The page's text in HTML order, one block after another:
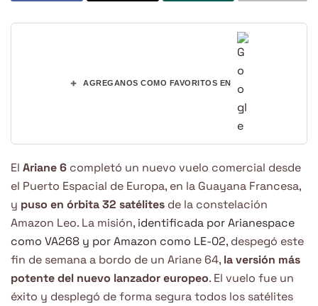
+ AGREGANOS COMO FAVORITOS EN
El Ariane 6 completó un nuevo vuelo comercial desde
el Puerto Espacial de Europa, en la Guayana Francesa,
y puso en órbita 32 satélites de la constelación
Amazon Leo. La misión, identificada por Arianespace
como VA268 y por Amazon como LE-02, despegó este
fin de semana a bordo de un Ariane 64, la versión más
potente del nuevo lanzador europeo. El vuelo fue un
éxito y desplegó de forma segura todos los satélites